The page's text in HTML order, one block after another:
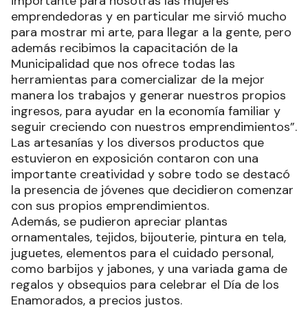
emprendedoras y en particular me sirvió mucho
para mostrar mi arte, para llegar a la gente, pero
además recibimos la capacitación de la
Municipalidad que nos ofrece todas las
herramientas para comercializar de la mejor
manera los trabajos y generar nuestros propios
ingresos, para ayudar en la economía familiar y
seguir creciendo con nuestros emprendimientos”.
Las artesanías y los diversos productos que
estuvieron en exposición contaron con una
importante creatividad y sobre todo se destacó
la presencia de jóvenes que decidieron comenzar
con sus propios emprendimientos.
Además, se pudieron apreciar plantas
ornamentales, tejidos, bijouterie, pintura en tela,
juguetes, elementos para el cuidado personal,
como barbijos y jabones, y una variada gama de
regalos y obsequios para celebrar el Día de los
Enamorados, a precios justos.